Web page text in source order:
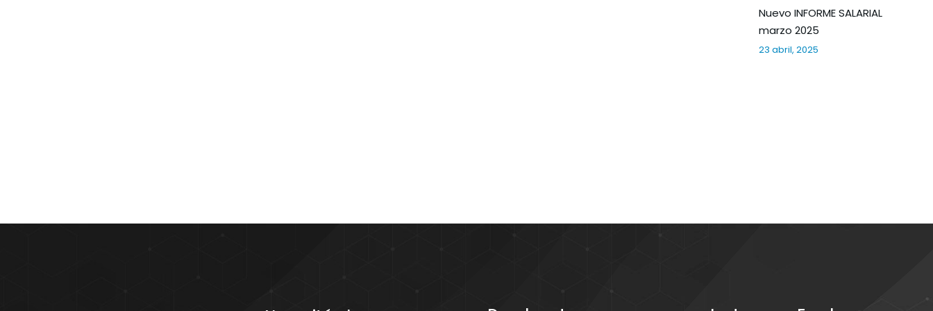
Nuevo INFORME SALARIAL
marzo 2025
23 abril, 2025